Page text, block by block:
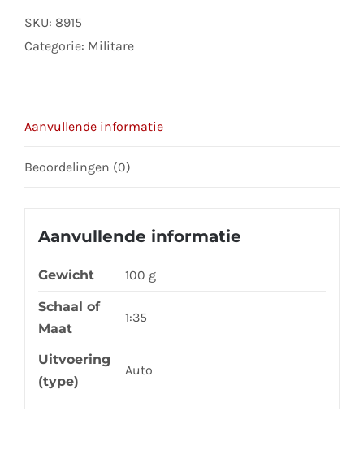
address
to
for
SKU: 8915
Categorie: Militare
Aanvullende informatie
Beoordelingen (0)
Aanvullende informatie
Gewicht 100 g
Schaal of
Maat
1:35
Uitvoering
(type)
Auto